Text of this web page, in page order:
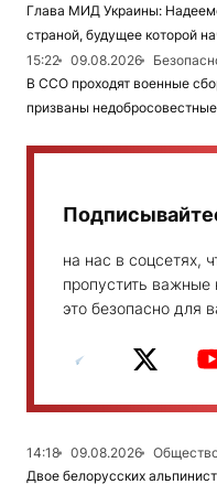
Глава МИД Украины:
страной, будущее которой
15:22
09.08.2026
В ССО проходят военные
призваны
на нас в соцсетях,
пропустить важные
это безопасно для
14:18 09.08.2026
Двое белорусских